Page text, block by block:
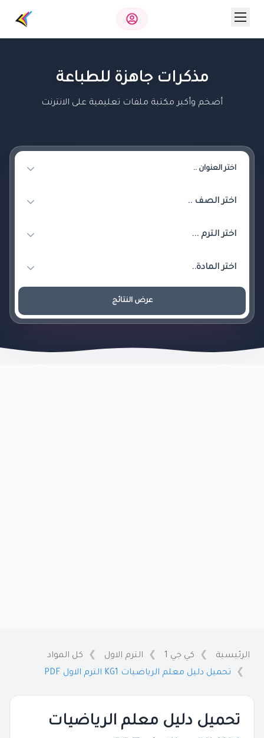
مذكرات جاهزة للطباعة
أضخم وأكبر مكتبة ملفات تعليمية على الانترنت
عرض النتائج
الرئيسية كي جي 1 الترم الاول
كل المواد
تحميل دليل معلم الرياضيات KG1 الترم الاول PDF
تحميل دليل معلم الرياضيات